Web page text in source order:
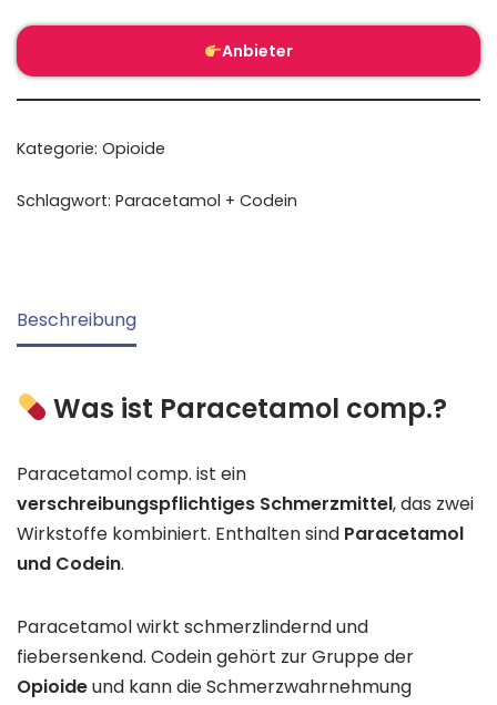
Anbieter
Kategorie: Opioide
Schlagwort: Paracetamol + Codein
Beschreibung
Was ist Paracetamol comp.?
Paracetamol comp. ist ein
verschreibungspflichtiges Schmerzmittel, das zwei
Wirkstoffe kombiniert. Enthalten sind Paracetamol
und Codein.
Paracetamol wirkt schmerzlindernd und
fiebersenkend. Codein gehört zur Gruppe der
Opioideund kann die Schmerzwahrnehmung